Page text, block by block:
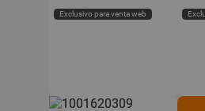
Exclusivo para venta web